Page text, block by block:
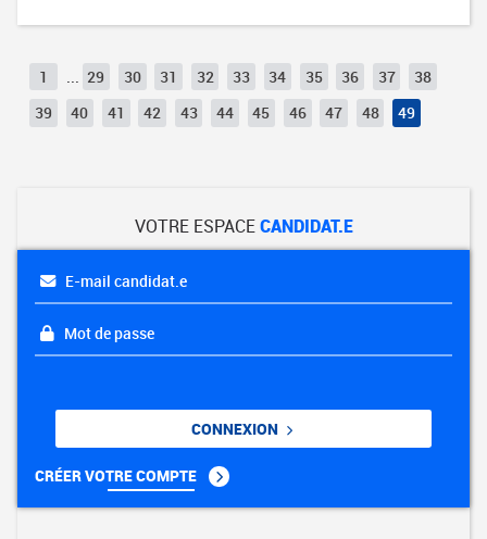
1 29 30 31 32 33 34 35 36 37
38
39
40 41 42 43 44 45 46 47 48 49
VOTRE ESPACECANDIDAT.E
E-mail candidat.e
Mot de passe
CONNEXION
CRÉER VOTRE COMPTE